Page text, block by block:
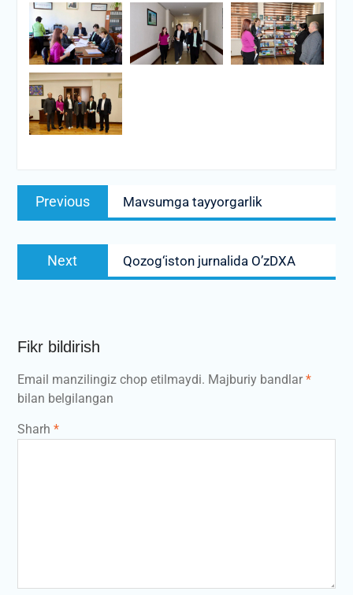
Post
menyusi
Previous
post:
Mavsumga tayyorgarlik
Next
post:
Qozog‘iston jurnalida O’zDXA
Fikr bildirish
Email manzilingiz chop etilmaydi. Majburiy bandlar*
bilan belgilangan
Sharh *